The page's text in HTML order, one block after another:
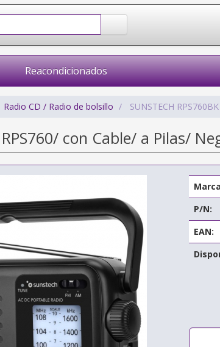
Reacondicionados
Radio CD / Radio de bolsillo SUNSTECH RPS760BK
con Cable/ a Pilas/
P/N:
EAN: